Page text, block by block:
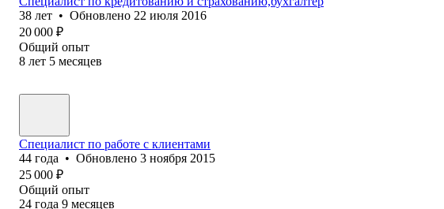
38 лет • Обновлено 22 июля 2016
20 000 ₽
Общий опыт
8 лет 5 месяцев
Специалист по работе с клиентами
44 года • Обновлено 3 ноября 2015
25 000 ₽
Общий опыт
24 года 9 месяцев